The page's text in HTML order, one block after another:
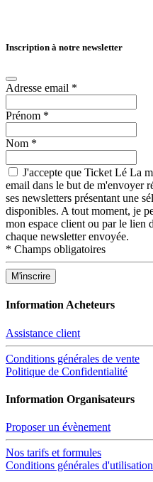
Inscription à notre newsletter
Adresse email *
Prénom *
Nom *
J'accepte que Ticket Lé La
email dans le but de m'envoyer
ses newsletters présentant une
disponibles. A tout moment, je
mon espace client ou par le lien
chaque newsletter envoyée.
* Champs obligatoires
Information Acheteurs
Assistance client
Conditions générales de vente
Politique de Confidentialité
Information Organisateurs
Proposer un évènement
Nos tarifs et formules
Conditions générales d'utilisation